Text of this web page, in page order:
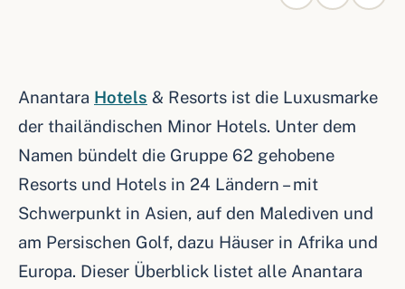
Anantara Hotels & Resorts ist die Luxusmarke
der thailändischen Minor Hotels. Unter dem
Namen bündelt die Gruppe 62 gehobene
Resorts und Hotels in 24 Ländern – mit
Schwerpunkt in Asien, auf den Malediven und
am Persischen Golf, dazu Häuser in Afrika und
Europa. Dieser Überblick listet alle Anantara